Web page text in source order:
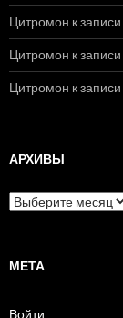
Цитромон к записи
Цитромон к записи
Цитромон к записи
АРХИВЫ
А
р
в
МЕТА
Войти